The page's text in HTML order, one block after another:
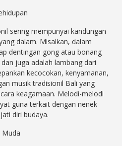
sering mempunyai kandungan
dalam. Misalkan, dalam
dentingan gong atau bonang
juga adalah lambang dari
kecocokan, kenyamanan,
musik tradisionil Bali yang
keagamaan. Melodi-melodi
guna terkait dengan nenek
diri budaya.
Muda